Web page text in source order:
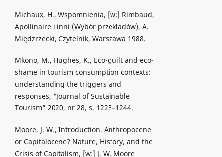
Michaux, H., Wspomnienia, [w:] Rimbaud,
Apollinaire i inni (Wybór przekładów), A.
Międzrzecki, Czytelnik, Warszawa 1988.
Mkono, M., Hughes, K., Eco-guilt and eco-
shame in tourism consumption contexts:
understanding the triggers and
responses, “Journal of Sustainable
Tourism” 2020, nr 28, s. 1223–1244.
Moore, J. W., Introduction. Anthropocene
or Capitalocene? Nature, History, and the
Crisis of Capitalism, [w:] J. W. Moore